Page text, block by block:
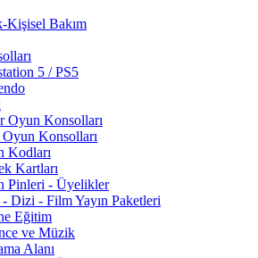
Kişisel Bakım
5 / PS5
Oyun Konsolları
Konsolları
Kodları
Kartları
Pinleri - Üyelikler
- Dizi - Film Yayın Paketleri
Eğitim
ve Müzik
Alanı